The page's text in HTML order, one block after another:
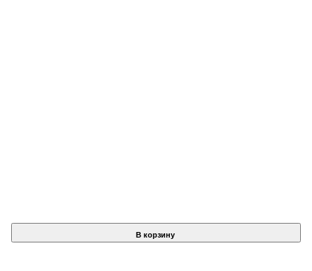
В корзину